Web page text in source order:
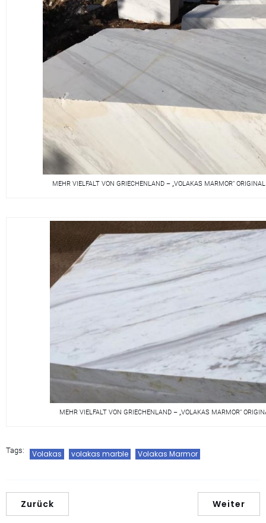
MEHR VIELFALT VON GRIECHENLAND – „VOLAKAS MARMOR“
MEHR VIELFALT VON GRIECHENLAND – „VOLAKAS MARMOR“
Tags: Volakas volakas marble Volakas Marmor
Zurück Weiter